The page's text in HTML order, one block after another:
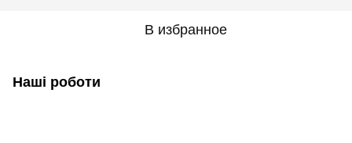
В избранное
Наші роботи